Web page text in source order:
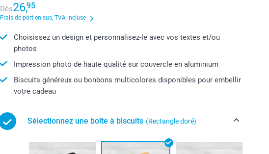
Dès26,95
Frais de port en sus, TVA incluse
Choisissez un design et personnalisez-le avec vos textes et/ou
photos
Impression photo de haute qualité sur couvercle en aluminium
Biscuits généreux ou bonbons multicolores disponibles pour embellir
votre cadeau
Sélectionnez une boîte à biscuits (Rectangle doré)